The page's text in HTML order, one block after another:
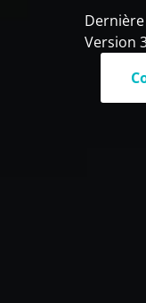
Version